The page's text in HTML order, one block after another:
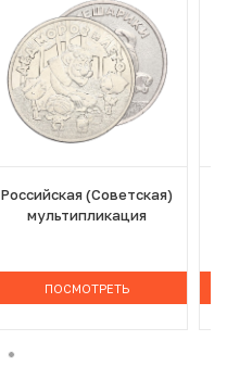
Российская (Советская)
мультипликация
ПОСМОТРЕТЬ